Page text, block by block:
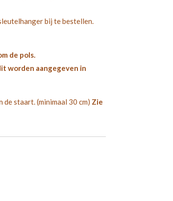
bij te bestellen.
de pols.
worden aangegeven in
staart. (minimaal 30 cm) Zie